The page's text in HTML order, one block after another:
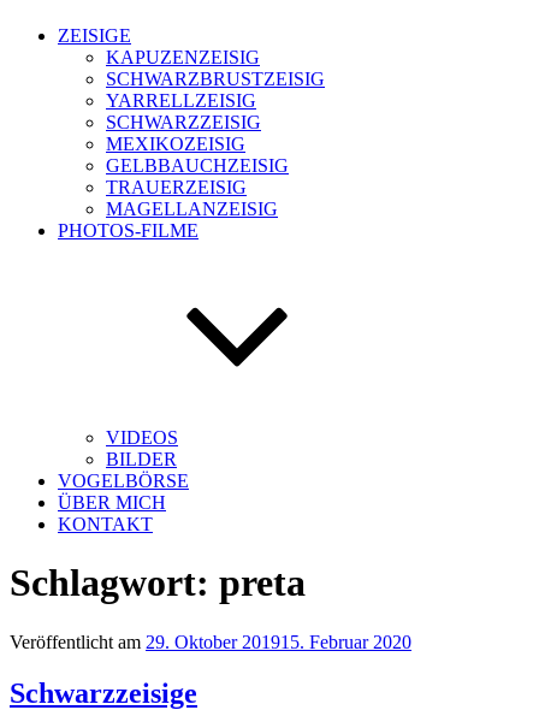
ZEISIGE
KAPUZENZEISIG
SCHWARZBRUSTZEISIG
YARRELLZEISIG
SCHWARZZEISIG
MEXIKOZEISIG
GELBBAUCHZEISIG
TRAUERZEISIG
MAGELLANZEISIG
PHOTOS-FILME
VIDEOS
BILDER
VOGELBÖRSE
ÜBER MICH
KONTAKT
Schlagwort: preta
Veröffentlicht am 29. Oktober 201915. Februar 2020
Schwarzzeisige